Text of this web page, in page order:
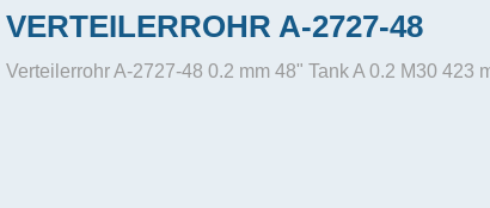
VERTEILERROHR A-2727-48
Verteilerrohr A-2727-48 0.2 mm 48" Tank A 0.2 M30 423